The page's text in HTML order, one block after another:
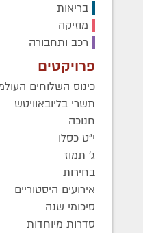
בריאות
מוזיקה
רכב ותחבורה
פרויקטים
כינוס השלוחים
תשרי בליובאוויטש
חנוכה
י"ט כסלו
ג' תמוז
בחירות
אירועים היסטוריים
סיכומי שנה
סדרות מיוחדות